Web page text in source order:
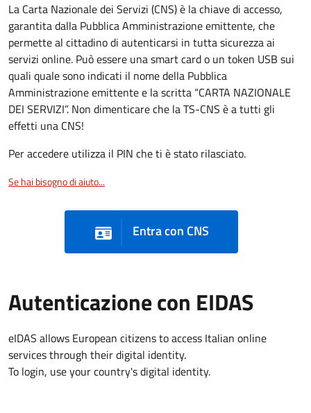
La Carta Nazionale dei Servizi (CNS) è la chiave di accesso,
garantita dalla Pubblica Amministrazione emittente, che
permette al cittadino di autenticarsi in tutta sicurezza ai
servizi online. Può essere una smart card o un token USB sui
quali quale sono indicati il nome della Pubblica
Amministrazione emittente e la scritta “CARTA NAZIONALE
DEI SERVIZI”. Non dimenticare che la TS-CNS è a tutti gli
effetti una CNS!
Per accedere utilizza il PIN che ti è stato rilasciato.
Se hai bisogno di aiuto...
Entra con CNS
Autenticazione con EIDAS
eIDAS allows European citizens to access Italian online
services through their digital identity.
To login, use your country's digital identity.